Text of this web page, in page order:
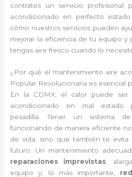
contrates un servicio profesional
acondicionado en perfecto
cómo nuestros servicios pueden
mejorar la eficiencia de tu equipo y
tengas aire fresco cuando lo
¿Por qué el mantenimiento aire
Popular Revolucionaria es esencial
En la CDMX, el calor puede ser
acondicionado en mal estado
pesadilla. Tener un sistema
funcionando de manera eficiente
de vida, sino que también te evita
futuro. Un mantenimiento
reparaciones imprevistas ,
equipo y, lo más importante,